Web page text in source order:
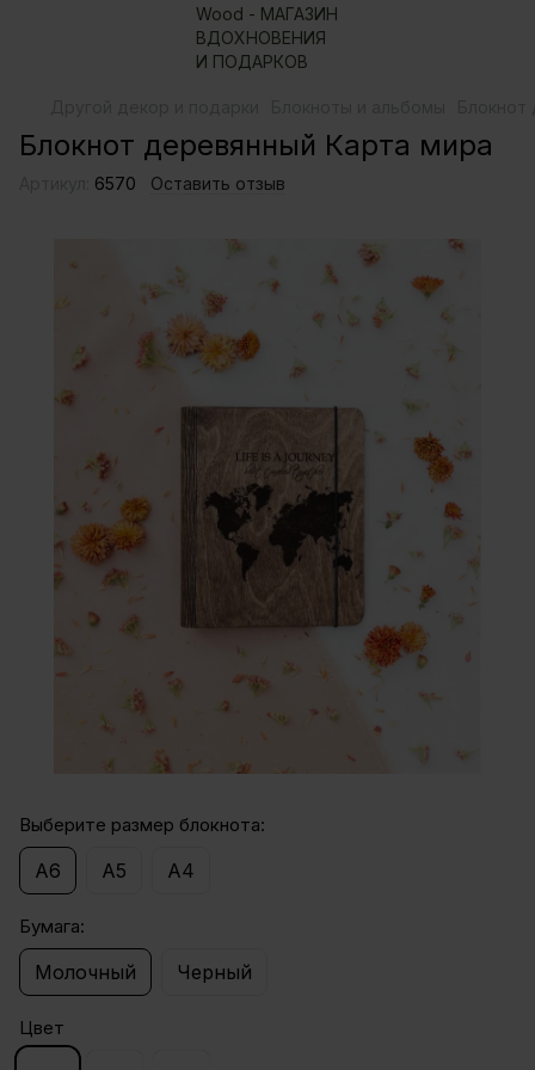
Блокнот деревянный Карта мира
6570 Оставить отзыв
Выберите размер блокнота:
А6 А5 А4
Бумага:
Молочный Черный
Цвет